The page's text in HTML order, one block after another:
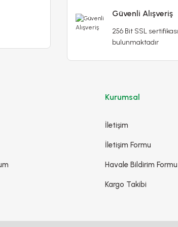
Majalis Müge Çiçeği Beyaz İthal 25 cm
600,00 TL 550,00 TL
Güvenli Alışveriş
256 Bit SSL sertifikası
bulunmaktadır
Kurumsal
İletişim
İletişim Formu
Havale Bildirim Formu
Kargo Takibi